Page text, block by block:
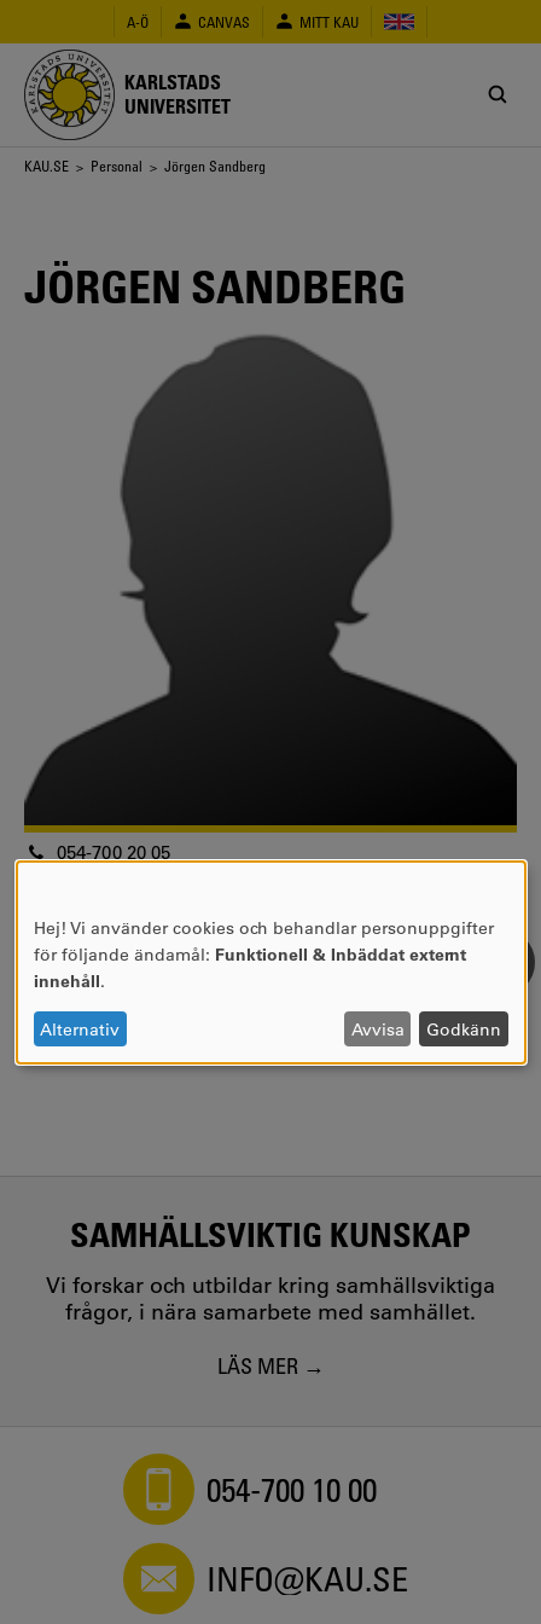
huvudinnehåll
A-Ö CANVAS MITT KAU
KARLSTADS
UNIVERSITET
Länkstig
KAU.SE > Personal > Jörgen Sandberg
JÖRGEN SANDBERG
054-700 20 05
5D 401
Systemtekniker
Centrala stödfunktioner
IT-avdelningen
SAMHÄLLSVIKTIG KUNSKAP
Vi forskar och utbildar kring samhällsviktiga
frågor, i nära samarbete med samhället.
LÄS MER
054-700 10 00
INFO@KAU.SE
ANVÄNDNING
AV
OCH
COOKIES
Hej! Vi använder cookies och behandlar personuppgifter
för följande ändamål: Funktionell & Inbäddat externt
innehåll.
Alternativ Avvisa Godkänn